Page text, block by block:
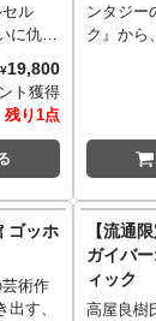
ル
に仇成
渡り
敵対し
の騎
ンフィ
場で
もち
。オ
」
属。
エデ
¥19,800
ト獲得
残り1点
ンタジー
ク』から
す者」
ゴッド
ている
士」が
ギュアシ
す。その
ダワリ
プショ
「盾」が
©三浦建
白泉社
ゴッホ
術作
す、
【流通
ガイバ
ィッ
高屋良樹